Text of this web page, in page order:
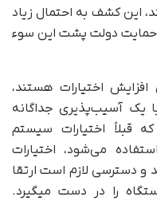
این کشف به احتمال زیاد
دولت پشت این سوء
اختیارات هستند،
یک آسیب‌پذیری جداگانه
اختیارات سیستم
می‌شود، اختیارات
و دسترسی لازم است ارتقا
را در دست میگیرد.